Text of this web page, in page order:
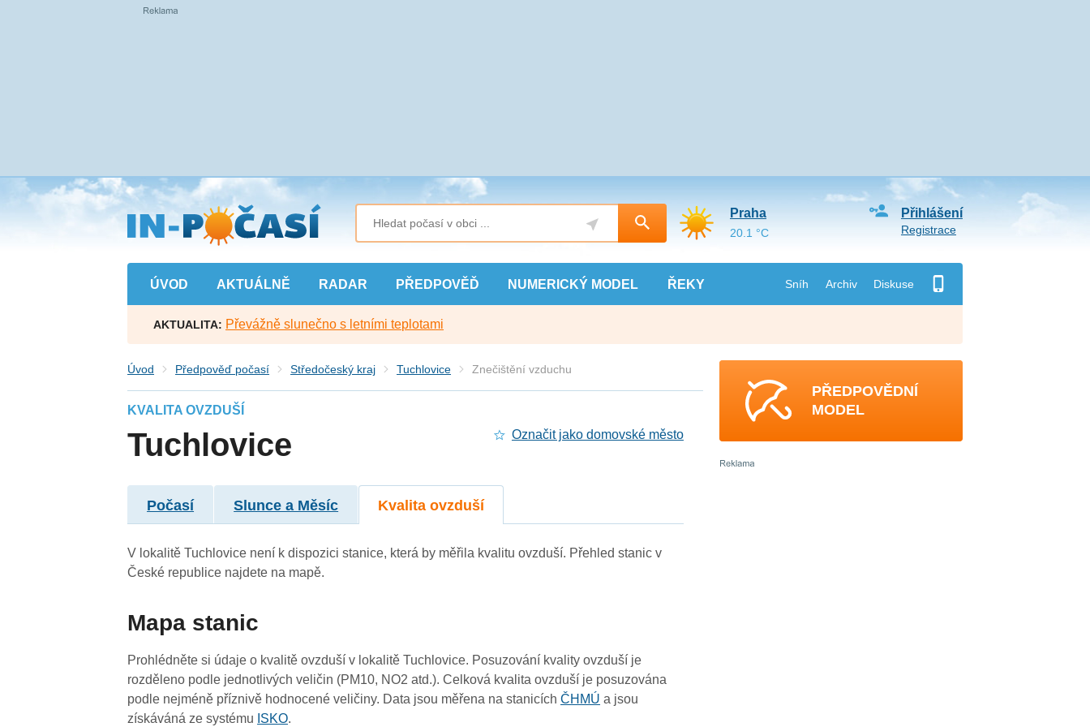
Přejít
na
hlavní
obsah
ÚVOD AKTUÁLNĚ RADAR PŘEDPOVĚĎ NUMERICKÝ MODEL ŘEKY Sníh Archiv Diskuse
Přihlášení
Registrace
Praha
20.1 °C
AKTUALITA: Převážně slunečno s letními teplotami
Úvod Předpověď počasí Středočeský kraj Tuchlovice Znečištění vzduchu
KVALITA OVZDUŠÍ
Tuchlovice Označit jako domovské město
Počasí Slunce a Měsíc Kvalita ovzduší
V lokalitě Tuchlovice není k dispozici stanice, která by měřila kvalitu ovzduší. Přehled stanic v
České republice najdete na mapě.
Mapa stanic
Prohlédněte si údaje o kvalitě ovzduší v lokalitě Tuchlovice. Posuzování kvality ovzduší je
rozděleno podle jednotlivých veličin (PM10, NO2 atd.). Celková kvalita ovzduší je posuzována
podle nejméně příznivě hodnocené veličiny. Data jsou měřena na stanicíchČHMÚ a jsou
získáváná ze systému ISKO.
4 3
4
3
3 3
3
PŘEDPOVĚDNÍ
MODEL